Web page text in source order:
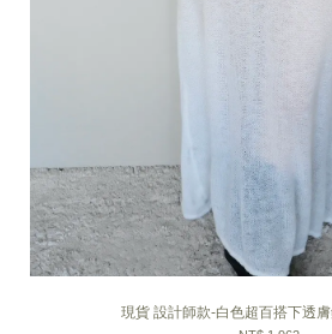
現貨 設計師款-白色超百搭下透